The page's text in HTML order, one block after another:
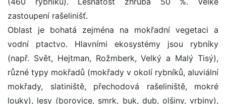
zastoupení rašelinišť.
Oblast je bohatá zejména na mokřadní vegetaci a
vodní ptactvo. Hlavními ekosystémy jsou rybníky
(např. Svět, Hejtman, Rožmberk, Velký a Malý Tisý),
různé typy mokřadů (mokřady v okolí rybníků, aluviální
mokřady, slatiniště, přechodová rašeliniště, mokré
louky), lesy (borovice, smrk, buk, dub, olšiny, vrbiny),